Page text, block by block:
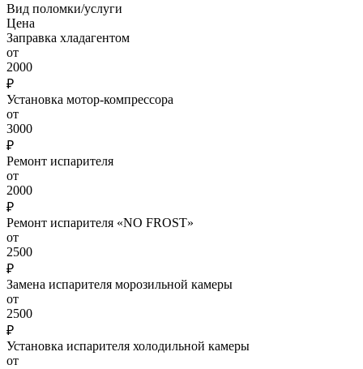
Вид поломки/услуги
Цена
Заправка хладагентом
от
2000
₽
Установка мотор-компрессора
от
3000
₽
Ремонт испарителя
от
2000
₽
Ремонт испарителя «NO FROST»
от
2500
₽
Замена испарителя морозильной камеры
от
2500
₽
Установка испарителя холодильной камеры
от